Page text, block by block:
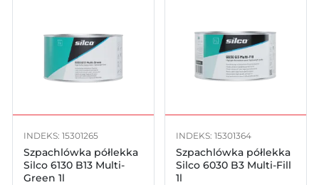
INDEKS: 15301265
Szpachlówka półlekka
Silco 6130 B13 Multi-
Green 1l
INDEKS: 15301364
Szpachlówka półlekka
Silco 6030 B3 Multi-Fill
1l